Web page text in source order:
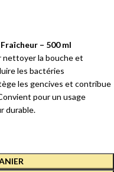
– 500 ml
nettoyer la bouche et
les bactéries
les gencives et contribue
pour un usage
durable.